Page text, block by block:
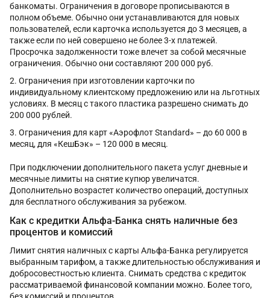
банкоматы. Ограничения в договоре прописываются в
полном объеме. Обычно они устанавливаются для новых
пользователей, если карточка используется до 3 месяцев, а
также если по ней совершено не более 3-х платежей.
Просрочка задолженности тоже влечет за собой месячные
ограничения. Обычно они составляют 200 000 руб.
Ограничения при изготовлении карточки по
индивидуальному клиентскому предложению или на льготных
условиях. В месяц с такого пластика разрешено снимать до
200 000 рублей.
Ограничения для карт «Аэрофлот Standard» – до 60 000 в
месяц, для «КешБэк» – 120 000 в месяц.
При подключении дополнительного пакета услуг дневные и
месячные лимиты на снятие купюр увеличатся.
Дополнительно возрастет количество операций, доступных
для бесплатного обслуживания за рубежом.
Как с кредитки Альфа-Банка снять наличные без
процентов и комиссий
Лимит снятия наличных с карты Альфа-Банка регулируется
выбранным тарифом, а также длительностью обслуживания и
добросовестностью клиента. Снимать средства с кредиток
рассматриваемой финансовой компании можно. Более того,